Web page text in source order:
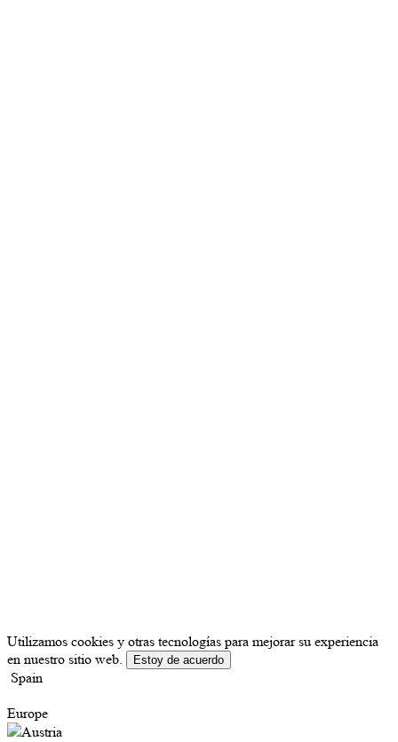
Utilizamos cookies y otras tecnologías para mejorar su experiencia
en nuestro sitio web.
Estoy de acuerdo
Spain
Europe
Austria